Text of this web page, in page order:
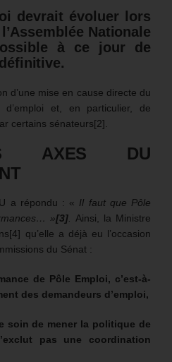
devrait évoluer lors
Nationale
à ce jour de
d’une mise en cause directe du
et, en particulier, de
certains sénateurs[2].
AXES DU
a répondu : « Il faut que Pôle
»[3]
Ainsi, la Ministre
qu’elle a déjà eu l’occasion
du Sénat :
de Pôle Emploi, c’est-à-
des demandeurs d’emploi,
soin de mener la politique de
pas une coordination